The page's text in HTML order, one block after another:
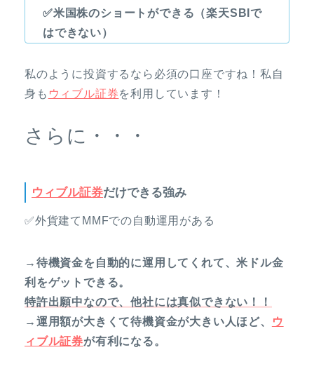
✅米国株のショートができる（楽天SBIで
はできない）
私のように投資するなら必須の口座ですね！私自
身も ウィブル証券を利用しています！
さらに・・・
ウィブル証券だけできる強み
✅外貨建てMMFでの自動運用がある
→待機資金を自動的に運用してくれて、米ドル金
利をゲットできる。
特許出願中なので、他社には真似できない！！
→運用額が大きくて待機資金が大きい人ほど、
ウ
ィブル証券が有利になる。